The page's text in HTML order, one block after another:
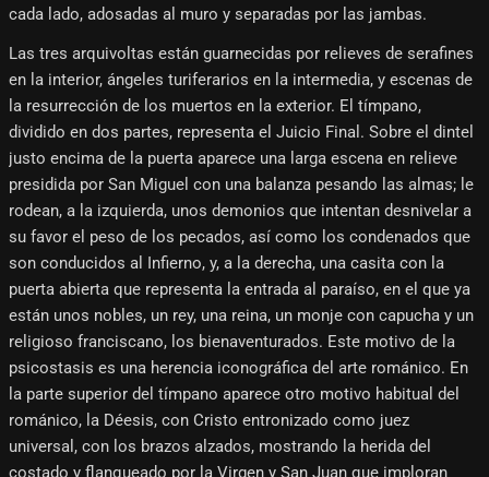
cada lado, adosadas al muro y separadas por las jambas.
Las tres arquivoltas están guarnecidas por relieves de serafines
en la interior, ángeles turiferarios en la intermedia, y escenas de
la resurrección de los muertos en la exterior. El tímpano,
dividido en dos partes, representa el Juicio Final. Sobre el dintel
justo encima de la puerta aparece una larga escena en relieve
presidida por San Miguel con una balanza pesando las almas; le
rodean, a la izquierda, unos demonios que intentan desnivelar a
su favor el peso de los pecados, así como los condenados que
son conducidos al Infierno, y, a la derecha, una casita con la
puerta abierta que representa la entrada al paraíso, en el que ya
están unos nobles, un rey, una reina, un monje con capucha y un
religioso franciscano, los bienaventurados. Este motivo de la
psicostasis es una herencia iconográfica del arte románico. En
la parte superior del tímpano aparece otro motivo habitual del
románico, la Déesis, con Cristo entronizado como juez
universal, con los brazos alzados, mostrando la herida del
costado y flanqueado por la Virgen y San Juan que imploran